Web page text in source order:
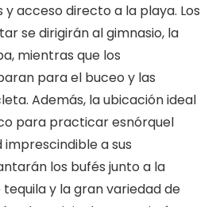
acceso directo a la playa. Los
se dirigirán al gimnasio, la
mientras que los
para el buceo y las
Además, la ubicación ideal
para practicar esnórquel
a sus
los bufés junto a la
y la gran variedad de